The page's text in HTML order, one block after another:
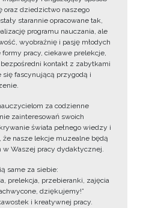
dziedzictwo naszego
starannie opracowane tak,
programu nauczania, ale
wyobraźnię i pasję młodych
pracy, ciekawe prelekcje,
kontakt z zabytkami
się fascynującą przygodą i
za codzienne
zainteresowań swoich
świata pełnego wiedzy i
że nasze lekcje muzealne będą
Waszej pracy dydaktycznej.
same za siebie:
prelekcja, przebieranki, zajęcia
dziękujemy!”
i kreatywnej pracy.